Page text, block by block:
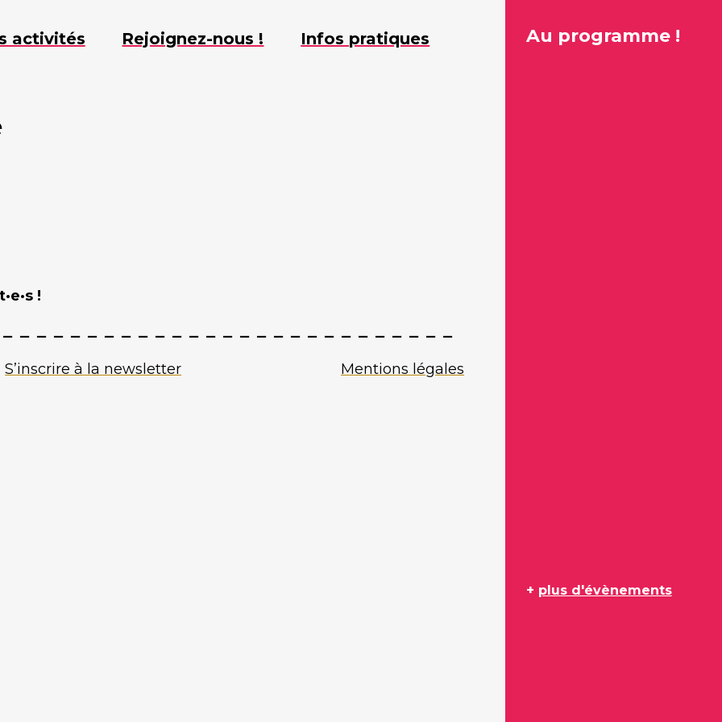
activités Rejoignez-nous ! Infos pratiques
!
S’inscrire à la newsletter Mentions légales
Au programme !
+ plus d'évènements